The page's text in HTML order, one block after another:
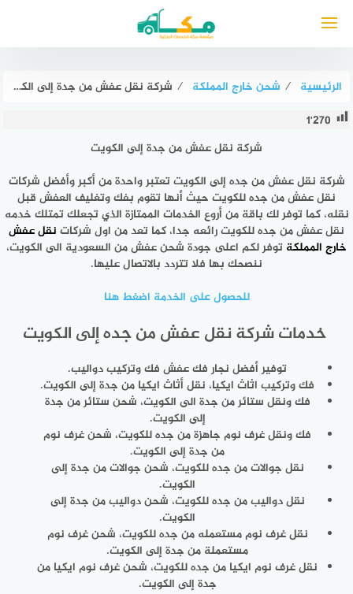
الرئيسية ⁄ شحن خارج المملكة ⁄ شركة نقل عفش من جدة إلى الكويت : للايجار | مكة للشحن من جده للكويت
1٬270
شركة نقل عفش من جدة إلى الكويت
شركة نقل عفش من جده إلى الكويت تعتبر واحدة من أكبر وأفضل شركات
نقل عفش من جده للكويت حيث أنها تقوم بفك وتغليف العفش قبل
نقله، كما توفر لك باقة من أروع الخدمات الممتازة الذي تجعلك تمتلك خدمه
نقل عفش من جده للكويت رائعه جدا، كما تعد من اول شركات نقل عفش
خارج المملكة توفر لكم اعلى جودة شحن عفش من السعودية الى الكويت،
ننصحك بها فلا تتردد بالاتصال عليها.
للحصول على الخدمة اضغط هنا
خدمات شركة نقل عفش من جده إلى الكويت
توفير أفضل نجار فك عفش فك وتركيب دواليب.
فك وتركيب اثاث ايكيا، نقل أثاث ايكيا من جدة إلى الكويت.
فك ونقل ستائر من جدة الى الكويت، شحن ستائر من جدة
إلى الكويت.
فك ونقل غرف نوم جاهزة من جده للكويت، شحن غرف نوم
من جدة إلى الكويت.
نقل جوالات من جده للكويت، شحن جوالات من جدة إلى
الكويت.
نقل دواليب من جده للكويت، شحن دواليب من جدة إلى
الكويت.
نقل غرف نوم مستعمله من جده للكويت، شحن غرف نوم
مستعملة من جدة إلى الكويت.
نقل غرف نوم ايكيا من جده للكويت، شحن غرف نوم ايكيا من
جدة إلى الكويت.